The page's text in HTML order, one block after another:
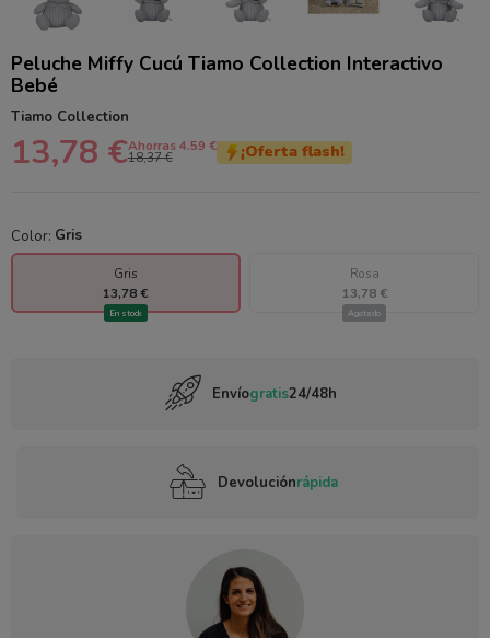
Peluche Miffy Cucú Tiamo Collection Interactivo
Bebé
Tiamo Collection
13,78 €Ahorras 4.59 €
18,37 € ¡Oferta flash!
Color: Gris
Gris
13,78 €
En stock
Rosa
13,78 €
Agotado
Envíogratis24/48h
Devoluciónrápida